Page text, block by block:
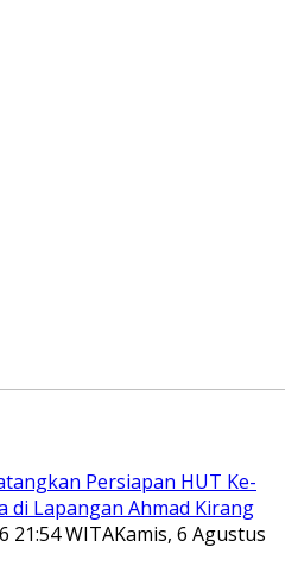
21:54 WITAKamis, 6 Agustus